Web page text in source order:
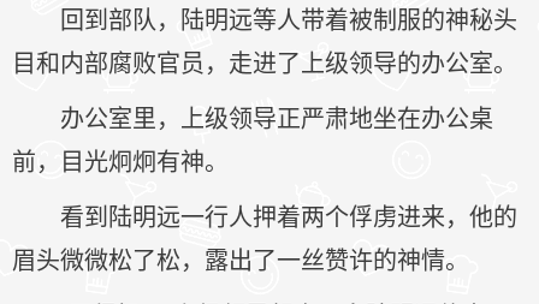
回到部队，陆明远等人带着被制服的神秘头
目和内部腐败官员，走进了上级领导的办公室。
办公室里，上级领导正严肃地坐在办公桌
前，目光炯炯有神。
看到陆明远一行人押着两个俘虏进来，他的
眉头微微松了松，露出了一丝赞许的神情。